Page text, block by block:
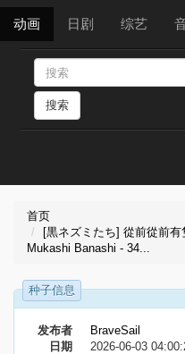
动画 日剧 综艺
搜索
首页
[黒ネズミたち] 從前從前
Mukashi Banashi - 34...
种子信息
发布者
BraveSail
日期
2026-06-03